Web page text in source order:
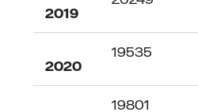
2019
2020
19535
19801